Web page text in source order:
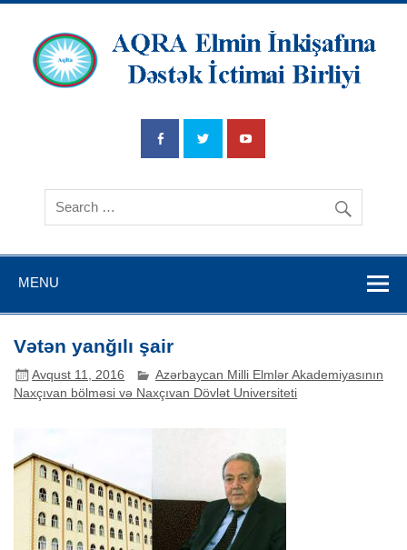
İnkişafına
Dətsək İctimai
Birliyi
MENU
Vətən yanğılı şair
Avqust 11, 2016
Azərbaycan Milli Elmlər Akademiyasının
Naxçıvan bölməsi və Naxçıvan Dövlət Universiteti